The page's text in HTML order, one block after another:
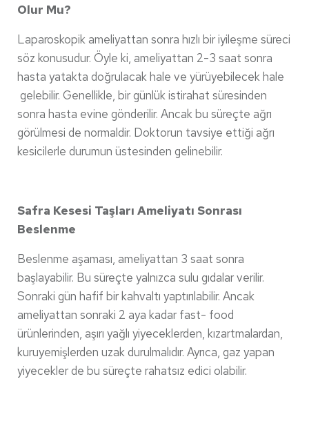
Olur Mu?
Laparoskopik ameliyattan sonra hızlı bir iyileşme süreci
söz konusudur. Öyle ki, ameliyattan 2-3 saat sonra
hasta yatakta doğrulacak hale ve yürüyebilecek hale
gelebilir. Genellikle, bir günlük istirahat süresinden
sonra hasta evine gönderilir. Ancak bu süreçte ağrı
görülmesi de normaldir. Doktorun tavsiye ettiği ağrı
kesicilerle durumun üstesinden gelinebilir.
Safra Kesesi Taşları Ameliyatı Sonrası
Beslenme
Beslenme aşaması, ameliyattan 3 saat sonra
başlayabilir. Bu süreçte yalnızca sulu gıdalar verilir.
Sonraki gün hafif bir kahvaltı yaptırılabilir. Ancak
ameliyattan sonraki 2 aya kadar fast- food
ürünlerinden, aşırı yağlı yiyeceklerden, kızartmalardan,
kuruyemişlerden uzak durulmalıdır. Ayrıca, gaz yapan
yiyecekler de bu süreçte rahatsız edici olabilir.